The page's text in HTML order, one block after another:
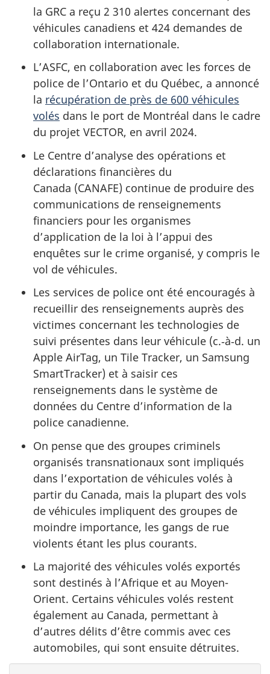
la GRC a reçu 2 310 alertes concernant des
véhicules canadiens et 424 demandes de
collaboration internationale.
L’ASFC, en collaboration avec les forces de
police de l’Ontario et du Québec, a annoncé
la récupération de près de 600 véhicules
volés dans le port de Montréal dans le cadre
du projet VECTOR, en avril 2024.
Le Centre d’analyse des opérations et
déclarations financières du
Canada (CANAFE) continue de produire des
communications de renseignements
financiers pour les organismes
d’application de la loi à l’appui des
enquêtes sur le crime organisé, y compris le
vol de véhicules.
Les services de police ont été encouragés à
recueillir des renseignements auprès des
victimes concernant les technologies de
suivi présentes dans leur véhicule (c.‑à‑d. un
Apple AirTag, un Tile Tracker, un Samsung
SmartTracker) et à saisir ces
renseignements dans le système de
données du Centre d’information de la
police canadienne.
On pense que des groupes criminels
organisés transnationaux sont impliqués
dans l’exportation de véhicules volés à
partir du Canada, mais la plupart des vols
de véhicules impliquent des groupes de
moindre importance, les gangs de rue
violents étant les plus courants.
La majorité des véhicules volés exportés
sont destinés à l’Afrique et au Moyen-
Orient. Certains véhicules volés restent
également au Canada, permettant à
d’autres délits d’être commis avec ces
automobiles, qui sont ensuite détruites.